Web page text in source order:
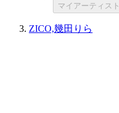
マイアーティスト
ZICO,幾田りら